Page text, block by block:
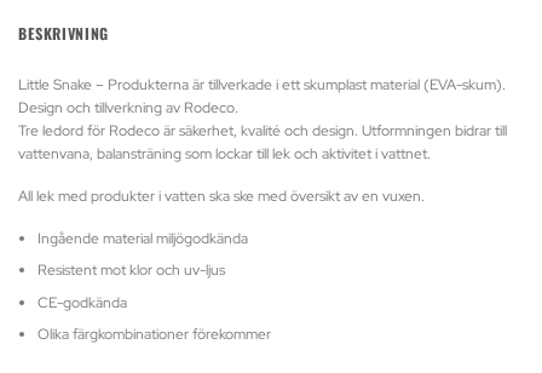
BESKRIVNING
Little Snake – Produkterna är tillverkade i ett skumplast material (EVA-skum).
Design och tillverkning av Rodeco.
Tre ledord för Rodeco är säkerhet, kvalité och design. Utformningen bidrar till
vattenvana, balansträning som lockar till lek och aktivitet i vattnet.
All lek med produkter i vatten ska ske med översikt av en vuxen.
Ingående material miljögodkända
Resistent mot klor och uv-ljus
CE-godkända
Olika färgkombinationer förekommer